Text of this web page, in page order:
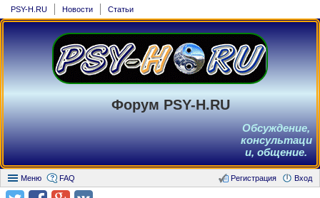
PSY-H.RU Новости Статьи
Форум PSY-H.RU
Обсуждение,
консультаци
и, общение.
Меню FAQ Вход
Регистрация